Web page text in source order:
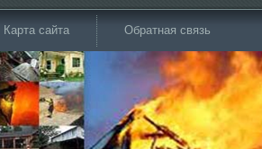
Карта сайта Обратная связь